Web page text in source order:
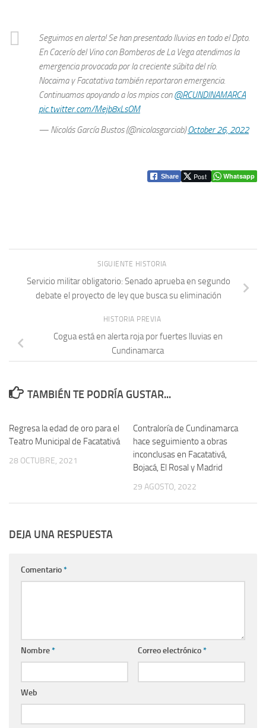
Seguimos en alerta! Se han presentado lluvias en todo el Dpto.
En Cacerío del Vino con Bomberos de La Vega atendimos la
emergencia provocada por la creciente súbita del río.
Nocaima y Facatativa también reportaron emergencia.
Continuamos apoyando a los mpios con@RCUNDINAMARCA
pic.twitter.com/Mejb8xLsOM
— Nicolás García Bustos (@nicolasgarciab)October 26, 2022
Share Post Whatsapp
SIGUIENTE HISTORIA
Servicio militar obligatorio: Senado aprueba en segundo
debate el proyecto de ley que busca su eliminación
HISTORIA PREVIA
Cogua está en alerta roja por fuertes lluvias en
Cundinamarca
TAMBIÉN TE PODRÍA GUSTAR...
Regresa la edad de oro para el
Teatro Municipal de Facatativá
28 OCTUBRE, 2021
Contraloría de Cundinamarca
hace seguimiento a obras
inconclusas en Facatativá,
Bojacá, El Rosal y Madrid
29 AGOSTO, 2022
DEJA UNA RESPUESTA
Comentario*
Nombre* Correo electrónico*
Web